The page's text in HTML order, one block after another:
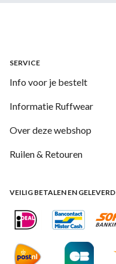
SERVICE
Info voor je bestelt
Informatie Ruffwear
Over deze webshop
Ruilen & Retouren
VEILIG BETALEN EN GELEVERD